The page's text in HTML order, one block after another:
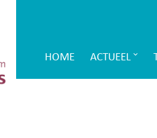
Main
HOME ACTUEEL